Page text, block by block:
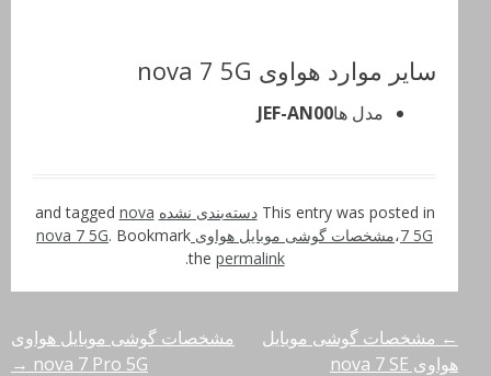
سایر موارد هواوی nova 7 5G
مدل هاJEF-AN00
This entry was posted in دسته‌بندی نشده nova
7 5G،مشخصات گوشی موبایل هواوی nova 7 5G . Bookmark
the permalink
.
راهبری
← مشخصات گوشی موبایل
هواوی nova 7 SE
مشخصات گوشی موبایل هواوی
nova 7 Pro 5G
→